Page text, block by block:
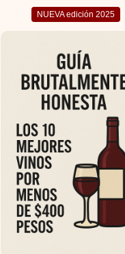
NUEVA edición 2025